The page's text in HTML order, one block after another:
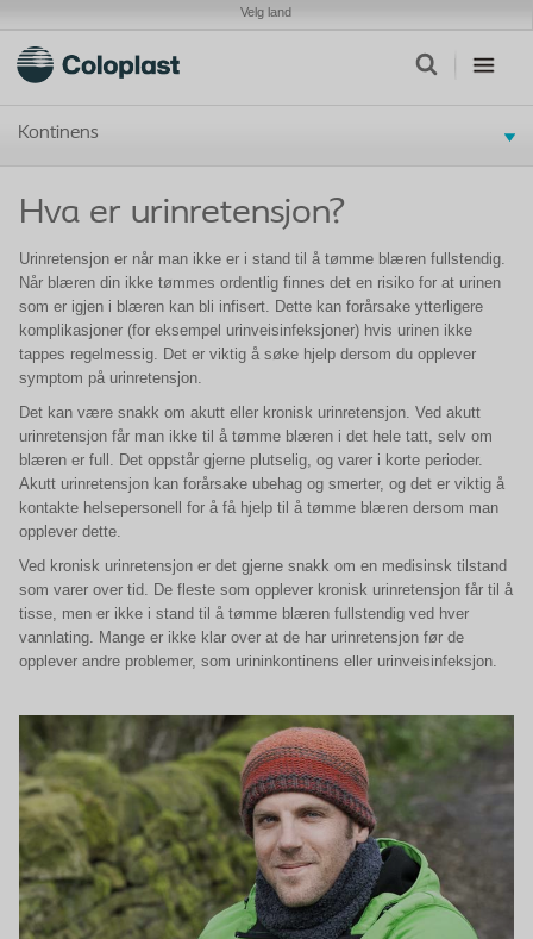
Velg land
Kontinens
Hva er urinretensjon?
Urinretensjon er når man ikke er i stand til å tømme blæren fullstendig.
Når blæren din ikke tømmes ordentlig finnes det en risiko for at urinen
som er igjen i blæren kan bli infisert. Dette kan forårsake ytterligere
komplikasjoner (for eksempel urinveisinfeksjoner) hvis urinen ikke
tappes regelmessig. Det er viktig å søke hjelp dersom du opplever
symptom på urinretensjon.
Det kan være snakk om akutt eller kronisk urinretensjon. Ved akutt
urinretensjon får man ikke til å tømme blæren i det hele tatt, selv om
blæren er full. Det oppstår gjerne plutselig, og varer i korte perioder.
Akutt urinretensjon kan forårsake ubehag og smerter, og det er viktig å
kontakte helsepersonell for å få hjelp til å tømme blæren dersom man
opplever dette.
Ved kronisk urinretensjon er det gjerne snakk om en medisinsk tilstand
som varer over tid. De fleste som opplever kronisk urinretensjon får til å
tisse, men er ikke i stand til å tømme blæren fullstendig ved hver
vannlating. Mange er ikke klar over at de har urinretensjon før de
opplever andre problemer, som urininkontinens eller urinveisinfeksjon.